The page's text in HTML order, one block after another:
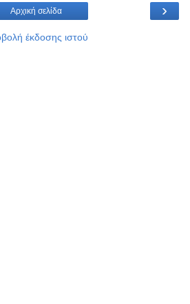
›
Αρχική σελίδα
έκδοσης ιστού